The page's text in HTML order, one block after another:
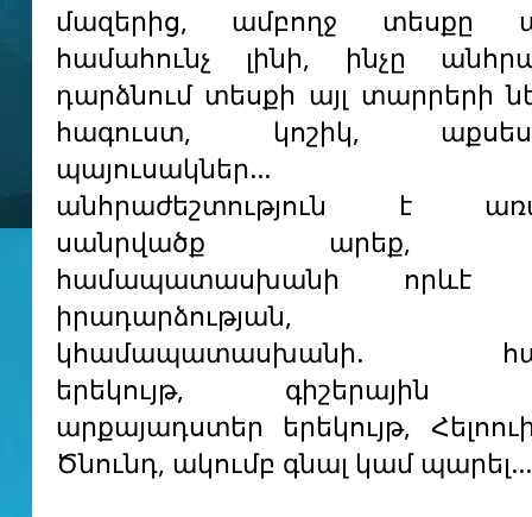
մազերից, ամբողջ տեսքը
համահունչ լինի, ինչը
դարձնում տեսքի այլ տարրերի
հագուստ, կոշիկ,
պայուսակներ…
անհրաժեշտություն է
սանրվածք արեք,
համապատասխանի որևէ
կհամապատասխանի.
երեկույթ, գիշերային
արքայադստեր երեկույթ,
Ծնունդ, ակումբ գնալ կամ պարել…